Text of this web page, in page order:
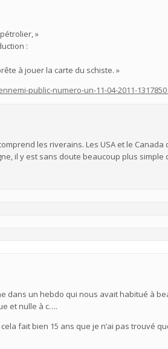
»
:
à jouer la carte du schiste. »
public-numero-un-11-04-2011-
les riverains. Les USA et le Canada
il y est sans doute beaucoup plus simple
dans un hebdo qui nous avait habitué à
et nulle à c….
fait bien 15 ans que je n’ai pas trouvé